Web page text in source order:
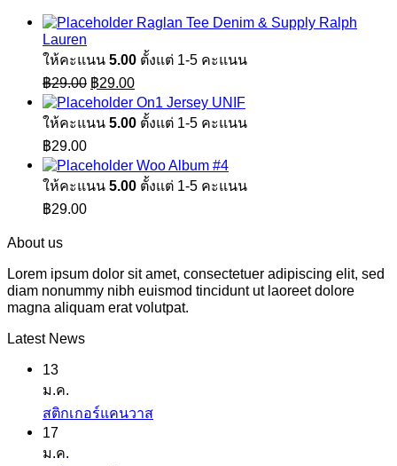
Raglan Tee Denim & Supply Ralph
Lauren
ให้คะแนน 5.00 ตั้งแต่ 1-5 คะแนน
฿29.00 Original
price
was:
฿29.00.
฿29.00Current
price
is:
฿29.00.
On1 Jersey UNIF
ให้คะแนน 5.00 ตั้งแต่ 1-5 คะแนน
฿29.00
Woo Album #4
ให้คะแนน 5.00 ตั้งแต่ 1-5 คะแนน
฿29.00
About us
Lorem ipsum dolor sit amet, consectetuer adipiscing elit, sed
diam nonummy nibh euismod tincidunt ut laoreet dolore
magna aliquam erat volutpat.
Latest News
13
ม.ค.
สติกเกอร์แคนวาสไม่มี
17
ม.ค.